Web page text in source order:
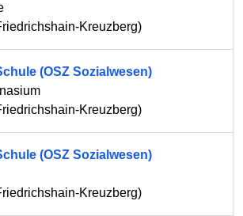
Kreuzberg)
(OSZ Sozialwesen)
Kreuzberg)
(OSZ Sozialwesen)
Kreuzberg)